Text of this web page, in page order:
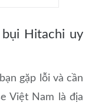
Hitachi uy
gặp lỗi và cần
Việt Nam là địa